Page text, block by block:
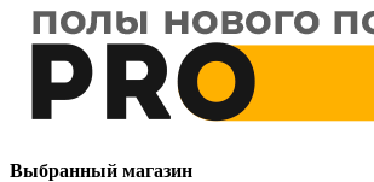
Выбранный магазин